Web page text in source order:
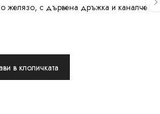
желязо, с дървена дръжка и каналче
в клоличката